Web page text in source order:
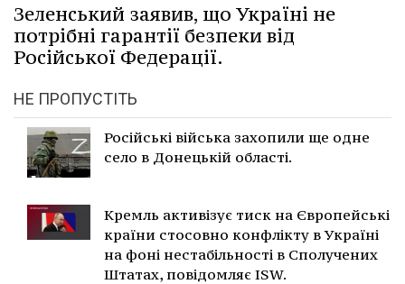
Зеленський заявив, що Україні не
потрібні гарантії безпеки від
Російської Федерації.
НЕ ПРОПУСТІТЬ
Російські війська захопили ще одне
село в Донецькій області.
Кремль активізує тиск на Європейські
країни стосовно конфлікту в Україні
на фоні нестабільності в Сполучених
Штатах, повідомляє ISW.